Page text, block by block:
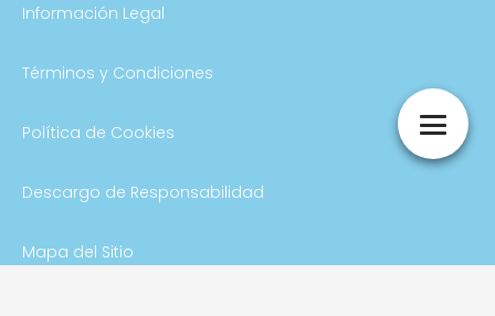
Información Legal
Términos y Condiciones
Política de Cookies
Descargo de Responsabilidad
Mapa del Sitio